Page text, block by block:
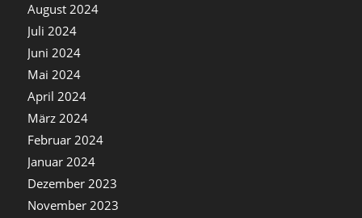
August 2024
Juli 2024
Juni 2024
Mai 2024
April 2024
März 2024
Februar 2024
Januar 2024
Dezember 2023
November 2023